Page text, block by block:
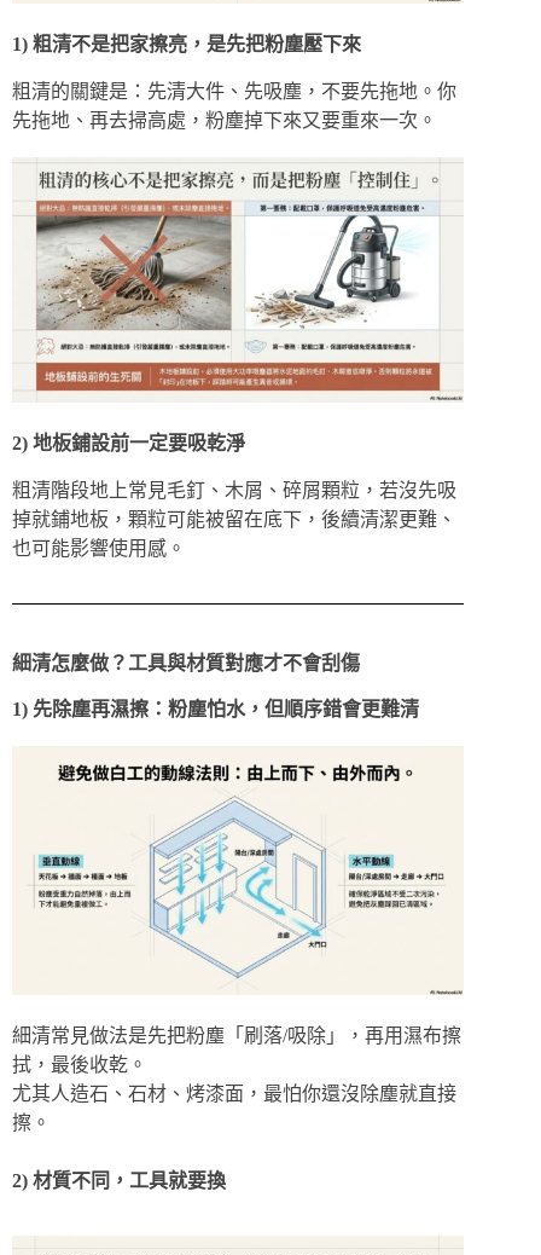
1) 粗清不是把家擦亮，是先把粉塵壓下來
粗清的關鍵是：先清大件、先吸塵，不要先拖地。你
先拖地、再去掃高處，粉塵掉下來又要重來一次。
2) 地板鋪設前一定要吸乾淨
粗清階段地上常見毛釘、木屑、碎屑顆粒，若沒先吸
掉就鋪地板，顆粒可能被留在底下，後續清潔更難、
也可能影響使用感。
細清怎麼做？工具與材質對應才不會刮傷
1) 先除塵再濕擦：粉塵怕水，但順序錯會更難清
細清常見做法是先把粉塵「刷落/吸除」，再用濕布擦
拭，最後收乾。
尤其人造石、石材、烤漆面，最怕你還沒除塵就直接
擦。
2) 材質不同，工具就要換